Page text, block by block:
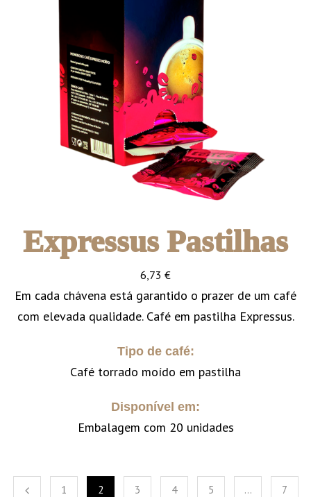
Expressus Pastilhas
6,73 €
Em cada chávena está garantido o prazer de um café
com elevada qualidade. Café em pastilha Expressus.
Tipo de café:
Café torrado moído em pastilha
Disponível em:
Embalagem com 20 unidades
1 2 3 4 5 … 7